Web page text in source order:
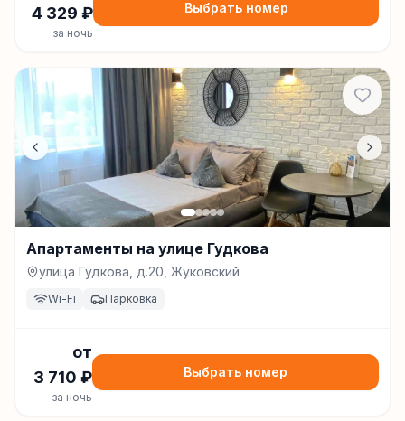
4 329 ₽
за ночь
Выбрать номер
Апартаменты на улице Гудкова
улица Гудкова, д.20, Жуковский
Wi-Fi Парковка
от
3 710 ₽
за ночь
Выбрать номер